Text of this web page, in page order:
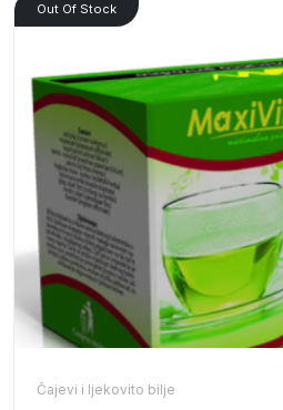
Out Of Stock
Čajevi i ljekovito bilje